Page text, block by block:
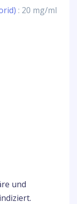
: 20 mg/ml
und